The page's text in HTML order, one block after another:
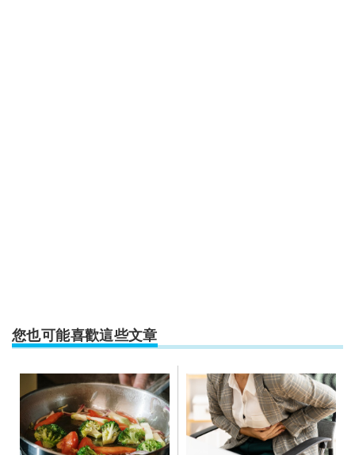
您也可能喜歡這些文章